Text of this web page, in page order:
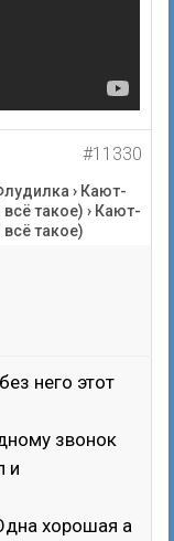
#11330
› Кают-
такое) › Кают-
такое)
него этот
звонок
и
хорошая а